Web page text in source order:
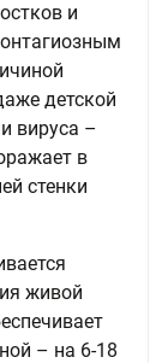
и
детской
вируса –
в
стенки
живой
– на 6-18